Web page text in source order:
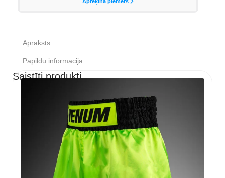
Apraksts
Papildu informācija
Saistīti produkti